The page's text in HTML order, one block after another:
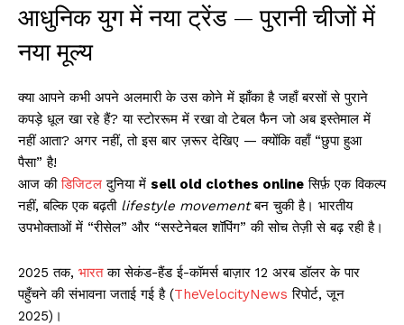
आधुनिक युग में नया ट्रेंड — पुरानी चीजों में
नया मूल्य
क्या आपने कभी अपने अलमारी के उस कोने में झाँका है जहाँ बरसों से पुराने
कपड़े धूल खा रहे हैं? या स्टोररूम में रखा वो टेबल फैन जो अब इस्तेमाल में
नहीं आता? अगर नहीं, तो इस बार ज़रूर देखिए — क्योंकि वहाँ “छुपा हुआ
पैसा” है!
आज कीडिजिटल दुनिया में sell old clothes online सिर्फ़ एक विकल्प
नहीं, बल्कि एक बढ़ती lifestyle movementबन चुकी है। भारतीय
उपभोक्ताओं में “रीसेल” और “सस्टेनेबल शॉपिंग” की सोच तेज़ी से बढ़ रही है।
2025 तक, भारतका सेकंड-हैंड ई-कॉमर्स बाज़ार 12 अरब डॉलर के पार
पहुँचने की संभावना जताई गई है (TheVelocityNews रिपोर्ट, जून
2025)।